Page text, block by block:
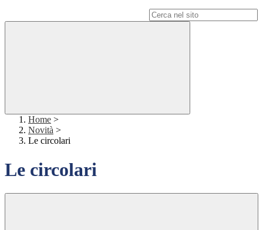
Home >
Novità >
Le circolari
Le circolari